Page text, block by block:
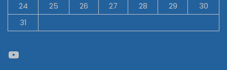
24
25 26 27 28 29
30
31
YouTube